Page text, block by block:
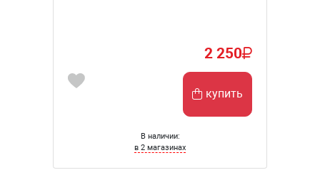
2 250
купить
В наличии:
в 2 магазинах